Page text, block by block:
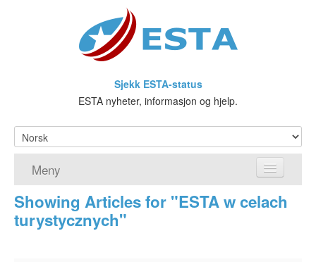
Sjekk ESTA-status
ESTA nyheter, informasjon og hjelp.
Meny
Hjem
ESTA søknad
Showing Articles for "ESTA w celach
turystycznych"